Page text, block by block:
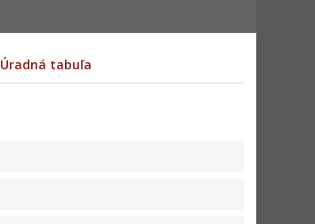
Úradná tabuľa